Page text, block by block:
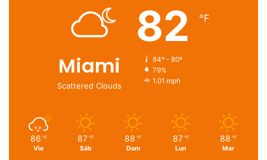
Miami
Scattered Clouds
82 ℉
84º - 80º
79%
1.01 mph
86 ℉
Vie
87 ℉
Sáb
88 ℉
Dom
87 ℉
Lun
88 ℉
Mar